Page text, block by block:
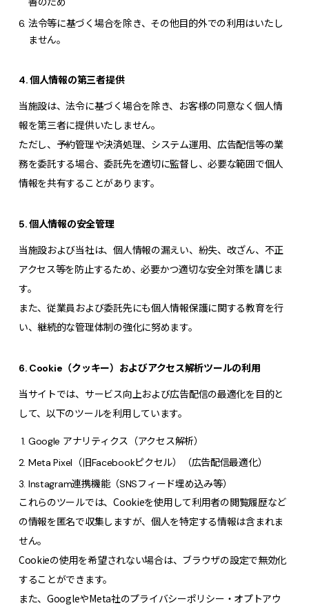
法令等に基づく場合を除き、その他目的外での利用はいたし
ません。
4. 個人情報の第三者提供
当施設は、法令に基づく場合を除き、お客様の同意なく個人情
報を第三者に提供いたしません。
ただし、予約管理や決済処理、システム運用、広告配信等の業
務を委託する場合、委託先を適切に監督し、必要な範囲で個人
情報を共有することがあります。
5. 個人情報の安全管理
当施設および当社は、個人情報の漏えい、紛失、改ざん、不正
アクセス等を防止するため、必要かつ適切な安全対策を講じま
す。
また、従業員および委託先にも個人情報保護に関する教育を行
い、継続的な管理体制の強化に努めます。
6. Cookie（クッキー）およびアクセス解析ツールの利用
当サイトでは、サービス向上および広告配信の最適化を目的と
して、以下のツールを利用しています。
Google アナリティクス（アクセス解析）
Meta Pixel（旧Facebookピクセル）（広告配信最適化）
Instagram連携機能（SNSフィード埋め込み等）
これらのツールでは、Cookieを使用して利用者の閲覧履歴など
の情報を匿名で収集しますが、個人を特定する情報は含まれま
せん。
Cookieの使用を希望されない場合は、ブラウザの設定で無効化
することができます。
また、GoogleやMeta社のプライバシーポリシー・オプトアウ